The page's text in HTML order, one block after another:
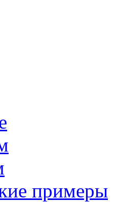
примеры